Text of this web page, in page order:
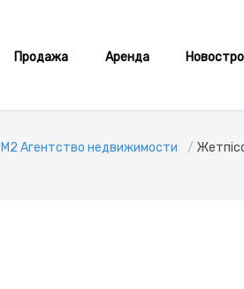
Продажа Аренда
M2 Агентство недвижимости